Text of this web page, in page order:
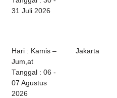
31 Juli 2026
Hari : Kamis –
Jum,at
Tanggal : 06 -
07 Agustus
2026
Jakarta